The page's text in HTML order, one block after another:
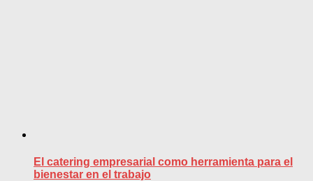
El catering empresarial como herramienta para el
bienestar en el trabajo